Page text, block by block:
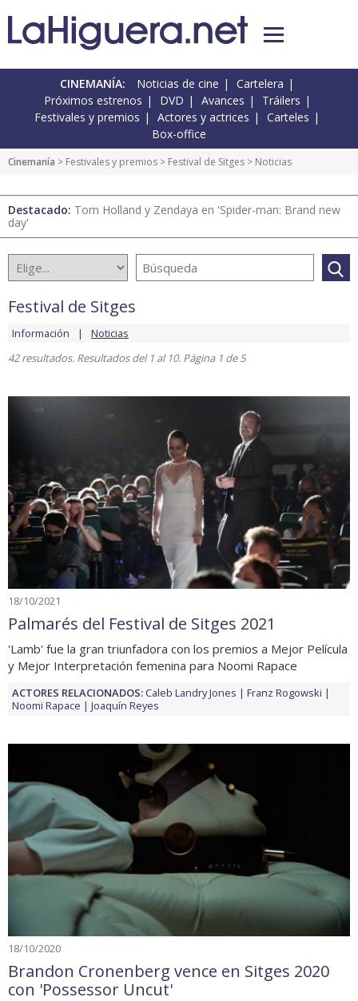
CINEMANÍA: Noticias de cine
Cartelera
Próximos estrenos
DVD Avances
Tráilers
Festivales y premios
Actores y actrices
Carteles
Box-office
Cinemanía > Festivales y premios > Festival de Sitges > Noticias
Destacado: Tom Holland y Zendaya en 'Spider-man: Brand new
day'
Festival de Sitges
Información
Noticias
42 resultados. Resultados del 1 al 10. Página 1 de 5
18/10/2021
Palmarés del Festival de Sitges 2021
'Lamb' fue la gran triunfadora con los premios a Mejor Película
y Mejor Interpretación femenina para Noomi Rapace
ACTORES RELACIONADOS:Caleb Landry Jones
Franz Rogowski
Noomi Rapace
Joaquín Reyes
18/10/2020
Brandon Cronenberg vence en Sitges 2020
con 'Possessor Uncut'